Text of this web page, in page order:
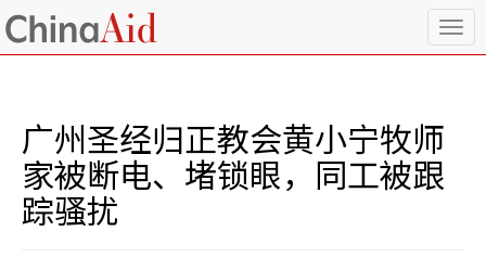
T
o
广州圣经归正教会黄小宁牧师
家被断电、堵锁眼，同工被跟
踪骚扰